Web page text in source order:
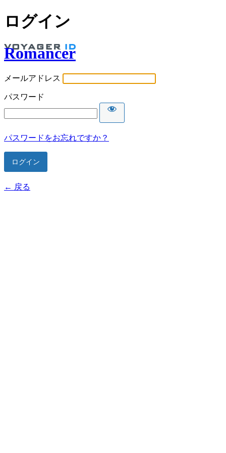
ログイン
Romancer
メールアドレス
パスワード
パスワードをお忘れですか？
← 戻る